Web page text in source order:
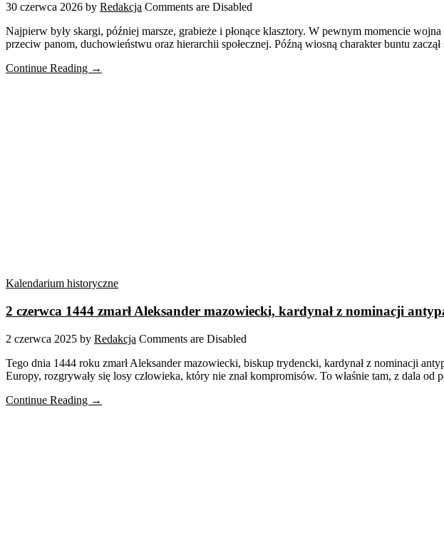
30 czerwca 2026 by Redakcja Comments are Disabled
Najpierw były skargi, później marsze, grabieże i płonące klasztory. W pewnym momencie
przeciw panom, duchowieństwu oraz hierarchii społecznej. Późną wiosną charakter buntu
Continue Reading →
Kalendarium historyczne
2 czerwca 1444 zmarł Aleksander mazowiecki, kardynał z nominacji
2 czerwca 2025 by Redakcja Comments are Disabled
Tego dnia 1444 roku zmarł Aleksander mazowiecki, biskup trydencki, kardynał z nominacji
Europy, rozgrywały się losy człowieka, który nie znał kompromisów. To właśnie tam, z dala
Continue Reading →